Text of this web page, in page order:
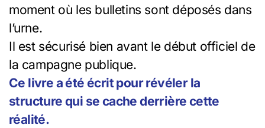
moment où les bulletins sont déposés dans
l’urne.
Il est sécurisé bien avant le début officiel de
la campagne publique.
Ce livre a été écrit pour révéler la
structure qui se cache derrière cette
réalité.